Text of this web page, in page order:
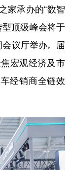
家承办的“数智
顶级峰会将于
议厅举办。届
宏观经济及市
经销商全链效